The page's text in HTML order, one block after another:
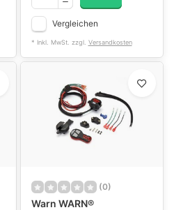
Vergleichen
* Inkl. MwSt. zzgl. Versandkosten
(0)
Warn WARN®